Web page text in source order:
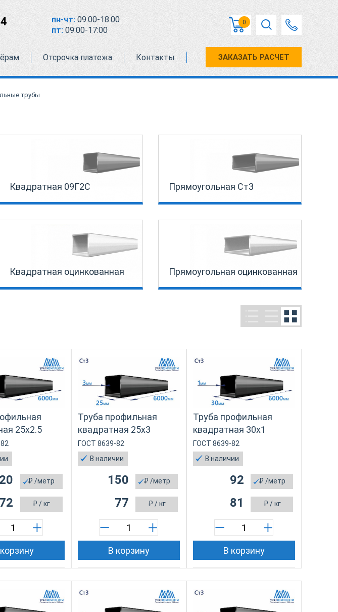
пн-чт: 09:00-18:00
пт: 09:00-17:00
0
Отсрочка платежа Контакты ЗАКАЗАТЬ РАСЧЕТ
трубы
Квадратная 09Г2С Прямоугольная Ст3
Квадратная оцинкованная Прямоугольная оцинкованная
25х2.5
₽ /метр
₽ / кг
72
Труба профильная
квадратная 25х3
ГОСТ 8639-82
В наличии
₽ /метр
150
₽ / кг
77
В корзину
Труба профильная
квадратная 30х1
ГОСТ 8639-82
В наличии
₽ /метр
92
₽ / кг
81
В корзину